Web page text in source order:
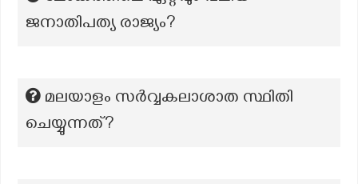
ജനാതിപത്യ രാജ്യം?
മലയാളം സര്‍വ്വകലാശാത സ്ഥിതി
ചെയ്യുന്നത്?